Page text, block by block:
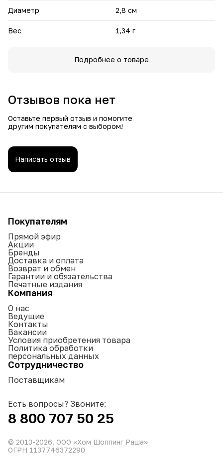
Диаметр 2,8 см
Вес 1,34 г
Подробнее о товаре
Отзывов пока нет
Оставьте первый отзыв и помогите
другим покупателям с выбором!
Написать отзыв
Покупателям
Прямой эфир
Акции
Бренды
Доставка и оплата
Возврат и обмен
Гарантии и обязательства
Печатные издания
Компания
О нас
Ведущие
Контакты
Вакансии
Условия приобретения товара
Политика обработки
персональных данных
Сотрудничество
Поставщикам
Есть вопросы? Звоните:
8 800 707 50 25
© 2013-2026. ООО «Хом Шоппинг Раша»
ОГРН 1137746372290